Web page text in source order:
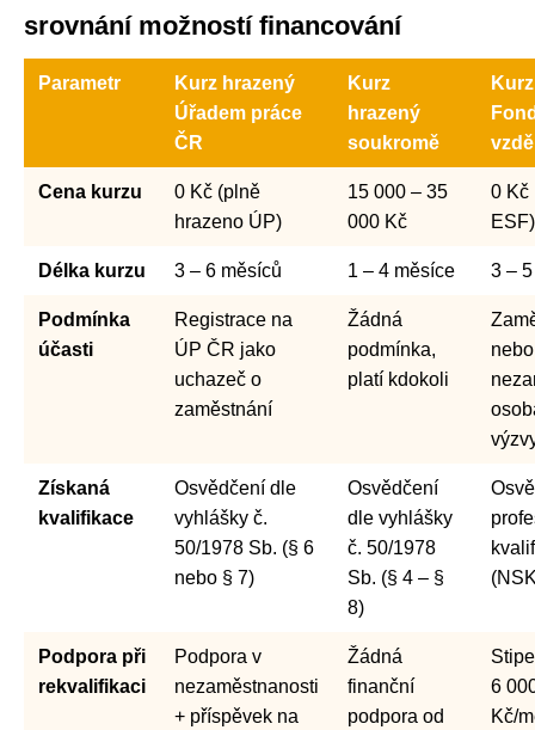
srovnání možností financování
Parametr
Kurz hrazený
Úřadem práce
ČR
Kurz
hrazený
soukromě
Cena kurzu
0 Kč (plně
hrazeno ÚP)
15 000 – 35
000 Kč
0 Kč
ESF)
Délka kurzu 3 – 6 měsíců 1 – 4 měsíce 3 –
Podmínka
účasti
Registrace na
ÚP ČR jako
uchazeč o
zaměstnání
Žádná
podmínka,
platí kdokoli
nebo
Získaná
kvalifikace
Osvědčení dle
vyhlášky č.
50/1978 Sb. (§ 6
nebo § 7)
Osvědčení
dle vyhlášky
č. 50/1978
Sb. (§ 4 – §
8)
Podpora při
rekvalifikaci
Podpora v
nezaměstnanosti
+ příspěvek na
Žádná
finanční
podpora od
6
Kč/